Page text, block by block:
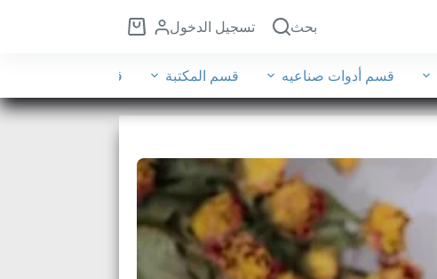
بحث تسجيل الدخول
قسم أدوات صناعيه قسم المكتبة قسم الأثاث